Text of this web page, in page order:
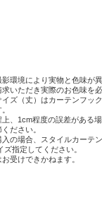
環境により実物と色味が
いただき実際のお色味を
ズ（丈）はカーテンフッ
、1cm程度の誤差がある
ださい。
の場合、スタイルカーテ
指定してください。
受けできかねます。